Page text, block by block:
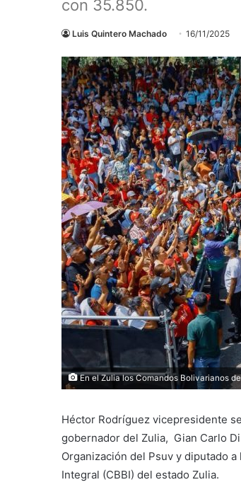
con 35.850.
Luis Quintero Machado 16/11/2025
En el Zulia los Comandos Bolivarianos
Héctor Rodríguez vicepresidente
gobernador del Zulia, Gian Carlo
Organización del Psuv y diputado
Integral (CBBI) del estado Zulia.